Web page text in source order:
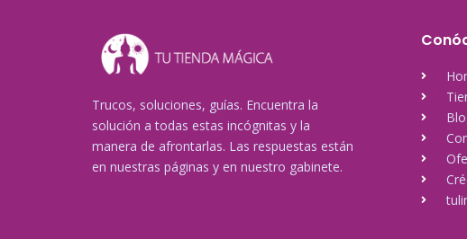
Trucos, soluciones, guías. Encuentra la
solución a todas estas incógnitas y la
manera de afrontarlas. Las respuestas están
en nuestras páginas y en nuestro gabinete.